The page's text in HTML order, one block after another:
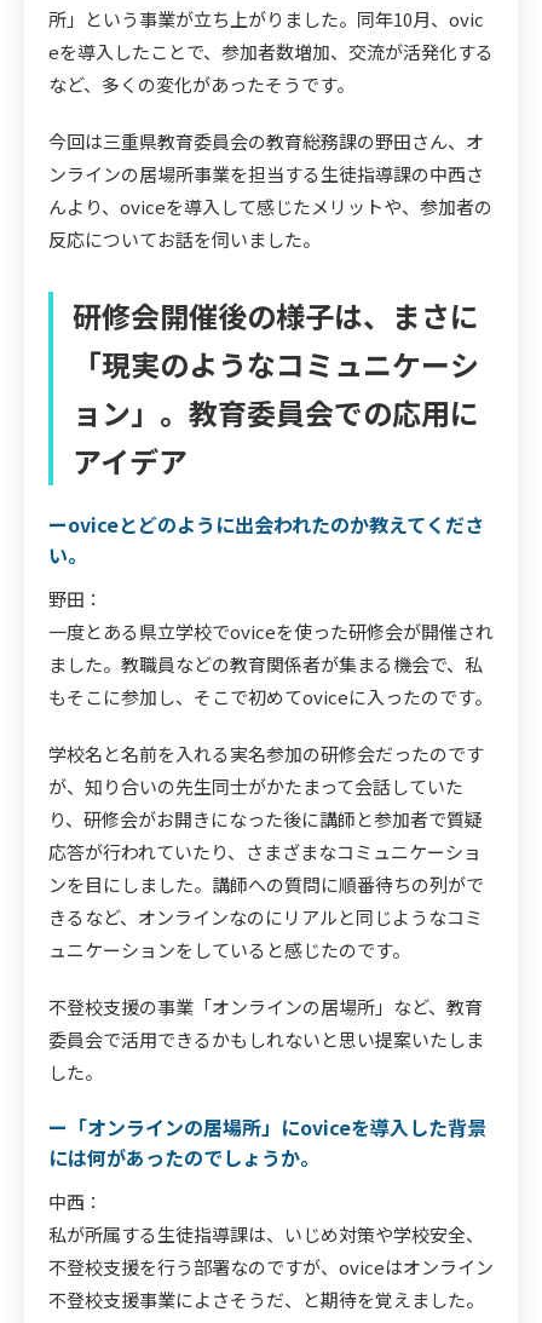
所」という事業が立ち上がりました。同年10月、ovic
eを導入したことで、参加者数増加、交流が活発化する
など、多くの変化があったそうです。
今回は三重県教育委員会の教育総務課の野田さん、オ
ンラインの居場所事業を担当する生徒指導課の中西さ
んより、oviceを導入して感じたメリットや、参加者の
反応についてお話を伺いました。
研修会開催後の様子は、まさに
「現実のようなコミュニケーシ
ョン」。教育委員会での応用に
アイデア
ーoviceとどのように出会われたのか教えてくださ
い。
野田：
一度とある県立学校でoviceを使った研修会が開催され
ました。教職員などの教育関係者が集まる機会で、私
もそこに参加し、そこで初めてoviceに入ったのです。
学校名と名前を入れる実名参加の研修会だったのです
が、知り合いの先生同士がかたまって会話していた
り、研修会がお開きになった後に講師と参加者で質疑
応答が行われていたり、さまざまなコミュニケーショ
ンを目にしました。講師への質問に順番待ちの列がで
きるなど、オンラインなのにリアルと同じようなコミ
ュニケーションをしていると感じたのです。
不登校支援の事業「オンラインの居場所」など、教育
委員会で活用できるかもしれないと思い提案いたしま
した。
ー「オンラインの居場所」にoviceを導入した背景
には何があったのでしょうか。
中西：
私が所属する生徒指導課は、いじめ対策や学校安全、
不登校支援を行う部署なのですが、oviceはオンライン
不登校支援事業によさそうだ、と期待を覚えました。